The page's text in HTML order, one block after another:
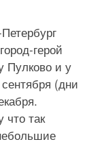
герой
Пулково и у
(дни
так